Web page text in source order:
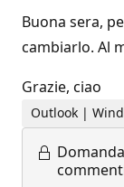
Buona sera,
cambiarlo. Al
Grazie, ciao
Outlook |